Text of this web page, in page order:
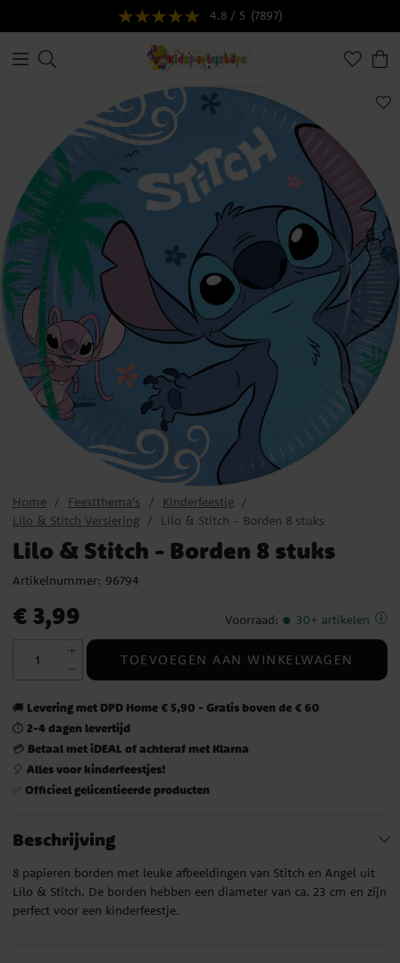
4.8 / 5 (7897)
Home Feestthema's
Kinderfeestje
Lilo & Stitch Versiering
Lilo & Stitch - Borden 8 stuks
Lilo & Stitch - Borden 8 stuks
Artikelnummer: 96794
Prijs: € 3,99
€ 3,99 Voorraad: 30+ artikelen
TOEVOEGEN AAN WINKELWAGEN
🚚 Levering met DPD Home € 5,90 - Gratis boven de € 60
⏱️ 2-4 dagen levertijd
💳 Betaal met iDEAL of achteraf met Klarna
🎈 Alles voor kinderfeestjes!
✅ Officieel gelicentieerde producten
Beschrijving
8 papieren borden met leuke afbeeldingen van Stitch en Angel uit
Lilo & Stitch. De borden hebben een diameter van ca. 23 cm en zijn
perfect voor een kinderfeestje.